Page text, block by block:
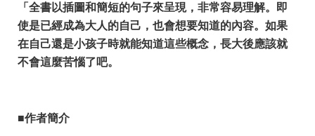
「全書以插圖和簡短的句子來呈現，非常容易理解。即
使是已經成為大人的自己，也會想要知道的內容。如果
在自己還是小孩子時就能知道這些概念，長大後應該就
不會這麼苦惱了吧。
■作者簡介